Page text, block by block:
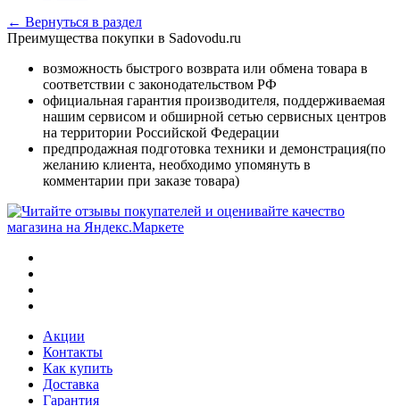
← Вернуться в раздел
Преимущества покупки в Sadovodu.ru
возможность быстрого возврата или обмена товара в
соответствии с законодательством РФ
официальная гарантия производителя, поддерживаемая
нашим сервисом и обширной сетью сервисных центров
на территории Российской Федерации
предпродажная подготовка техники и демонстрация(по
желанию клиента, необходимо упомянуть в
комментарии при заказе товара)
Акции
Контакты
Как купить
Доставка
Гарантия